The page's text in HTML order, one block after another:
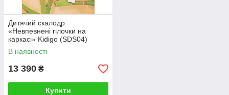
Дитячий скалодр
«Невпевнені гілочки на
каркасі» Kidigo (SDS04)
221585
В наявності
13 390 ₴
Купити